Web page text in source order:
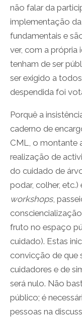
não falar da
implementação
fundamentais e
ver, com a própria
tenham de ser
ser exigido a
despendida foi
Porquê a
caderno de
CML, o montante
realização de
do cuidado de
podar, colher, etc.)
workshops,
fruto no espaço
cuidado). Estas
convicção de que
cuidadores e de
será nulo. Não
público; é
pessoas na